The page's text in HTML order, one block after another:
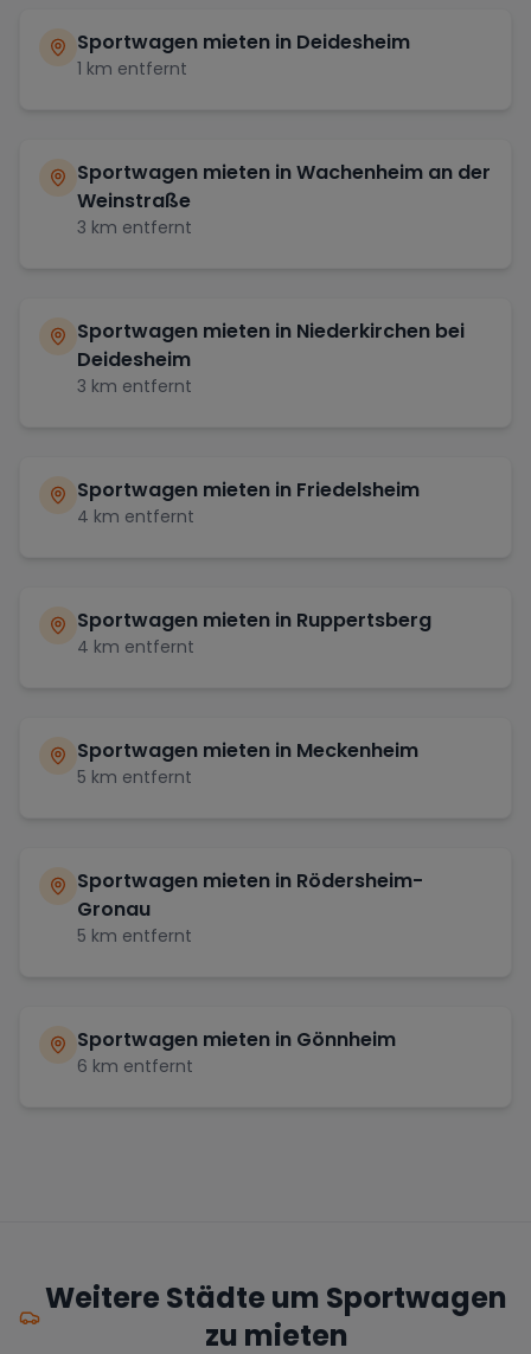
Sportwagen mieten in Deidesheim
1 km entfernt
Sportwagen mieten inWachenheim an der
Weinstraße
3 km entfernt
Sportwagen mieten in Niederkirchen bei
Deidesheim
3 km entfernt
Sportwagen mieten in Friedelsheim
4 km entfernt
Sportwagen mieten in Ruppertsberg
4 km entfernt
Sportwagen mieten in Meckenheim
5 km entfernt
Sportwagen mieten in Rödersheim-
Gronau
5 km entfernt
Sportwagen mieten in Gönnheim
6 km entfernt
Weitere Städte um Sportwagen
zu mieten